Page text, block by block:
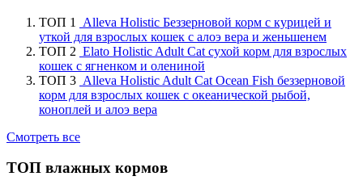
ТОП 1
Alleva Holistic Беззерновой корм с курицей и
уткой для взрослых кошек с алоэ вера и женьшенем
ТОП 2 Elato Holistic Adult Cat сухой корм для взрослых
кошек с ягненком и олениной
ТОП 3 Alleva Holistic Adult Cat Ocean Fish беззерновой
корм для взрослых кошек с океанической рыбой,
коноплей и алоэ вера
Смотреть все
ТОП влажных кормов